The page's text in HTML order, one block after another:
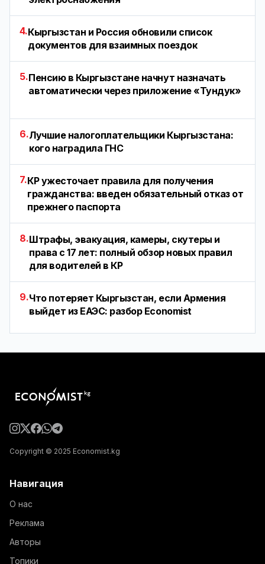
4.Кыргызстан и Россия обновили список
документов для взаимных поездок
5.Пенсию в Кыргызстане начнут назначать
автоматически через приложение «Тундук»
6.Лучшие налогоплательщики Кыргызстана:
кого наградила ГНС
7.КР ужесточает правила для получения
гражданства: введен обязательный отказ от
прежнего паспорта
8.Штрафы, эвакуация, камеры, скутеры и
права с 17 лет: полный обзор новых правил
для водителей в КР
9.Что потеряет Кыргызстан, если Армения
выйдет из ЕАЭС: разбор Economist
Copyright © 2025 Economist.kg
Навигация
О нас
Реклама
Авторы
Топики